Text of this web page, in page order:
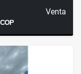
Venta
COP